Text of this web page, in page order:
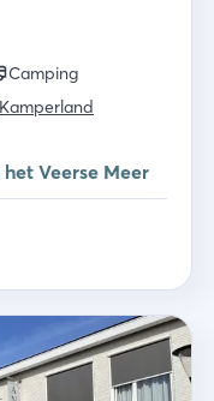
Camping
Kamperland
Veerse Meer